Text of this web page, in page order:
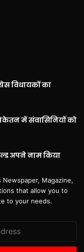
विधायकों का
में संवासिनियों को
अपने नाम किया
Newspaper, Magazine,
that allow you to
to your needs.